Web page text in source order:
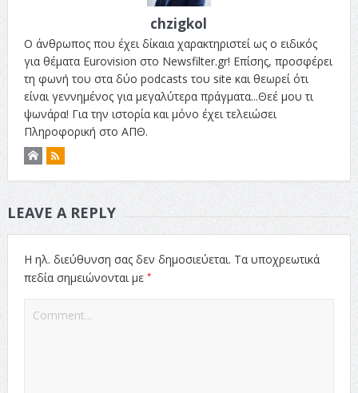
chzigkol
Ο άνθρωπος που έχει δίκαια χαρακτηριστεί ως ο ειδικός
για θέματα Eurovision στο Newsfilter.gr! Επίσης, προσφέρει
τη φωνή του στα δύο podcasts του site και θεωρεί ότι
είναι γεννημένος για μεγαλύτερα πράγματα...Θεέ μου τι
ψωνάρα! Για την ιστορία και μόνο έχει τελειώσει
Πληροφορική στο ΑΠΘ.
LEAVE A REPLY
Η ηλ. διεύθυνση σας δεν δημοσιεύεται. Τα υποχρεωτικά
πεδία σημειώνονται με *